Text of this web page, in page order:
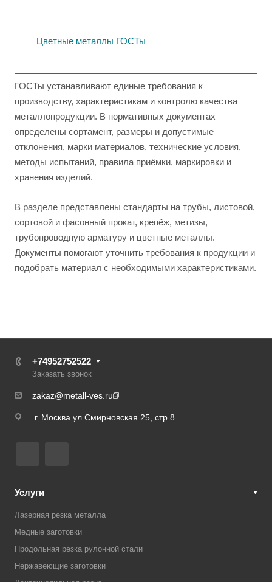
Цветные металлы ГОСТы
ГОСТы устанавливают единые требования к
производству, характеристикам и контролю качества
металлопродукции. В нормативных документах
определены сортамент, размеры и допустимые
отклонения, марки материалов, технические условия,
методы испытаний, правила приёмки, маркировки и
хранения изделий.
В разделе представлены стандарты на трубы, листовой,
сортовой и фасонный прокат, крепёж, метизы,
трубопроводную арматуру и цветные металлы.
Документы помогают уточнить требования к продукции и
подобрать материал с необходимыми характеристиками.
+74952752522
Заказать звонок
zakaz@metall-ves.ru
г. Москва ул Смирновская 25, стр 8
Услуги
Лазерная резка металла
Медные заготовки
Продольная резка рулонной стали
Нержавеющие заготовки